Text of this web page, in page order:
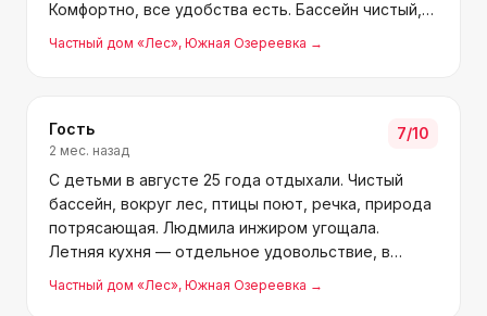
Комфортно, все удобства есть. Бассейн чистый,
бельё свежее, кондиционер в номере. До моря 15
минут пешком, обратно автобусом пару
Частный дом «Лес», Южная Озереевка →
Гость
2 мес. назад
7/10
С детьми в августе 25 года отдыхали. Чистый
бассейн, вокруг лес, птицы поют, речка, природа
потрясающая. Людмила инжиром угощала.
Летняя кухня — отдельное удовольствие, в
тенечке на улице готовить приятно. Приедем
Частный дом «Лес», Южная Озереевка →